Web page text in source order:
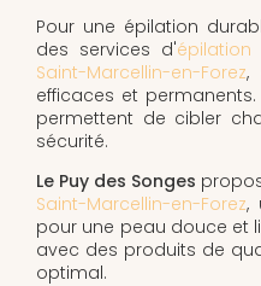
Pour une épilation
des services d'
Saint-Marcellin-en-Forez,
efficaces et
permettent de cibler
sécurité.
Le Puy des Songes
Saint-Marcellin-en-Forez,
pour une peau douce et
avec des produits de
optimal.